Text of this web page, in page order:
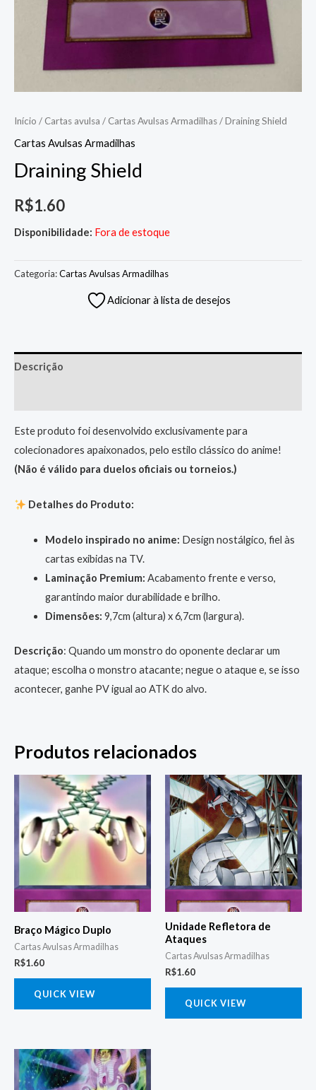
Início / Cartas avulsa / Cartas Avulsas Armadilhas/ Draining Shield
Cartas Avulsas Armadilhas
Draining Shield
R$1.60
Disponibilidade: Fora de estoque
Categoria:Cartas Avulsas Armadilhas
Adicionar à lista de desejos
Descrição
Este produto foi desenvolvido exclusivamente para
colecionadores apaixonados, pelo estilo clássico do anime!
(Não é válido para duelos oficiais ou torneios.)
Detalhes do Produto:
Modelo inspirado no anime: Design nostálgico, fiel às
cartas exibidas na TV.
Laminação Premium: Acabamento frente e verso,
garantindo maior durabilidade e brilho.
Dimensões: 9,7cm (altura) x 6,7cm (largura).
Descrição: Quando um monstro do oponente declarar um
ataque; escolha o monstro atacante; negue o ataque e, se isso
acontecer, ganhe PV igual ao ATK do alvo.
Produtos relacionados
Braço Mágico Duplo
Cartas Avulsas Armadilhas
R$1.60
QUICK VIEW
Unidade Refletora de
Ataques
Cartas Avulsas Armadilhas
R$1.60
QUICK VIEW